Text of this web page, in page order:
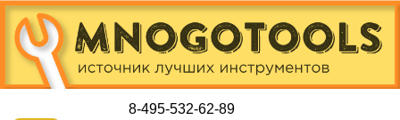
8-495-532-62-89